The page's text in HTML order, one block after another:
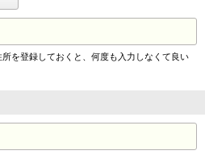
を登録しておくと、何度も入力しなくて良い